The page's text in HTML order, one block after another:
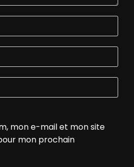
mon e-mail et mon site
mon prochain